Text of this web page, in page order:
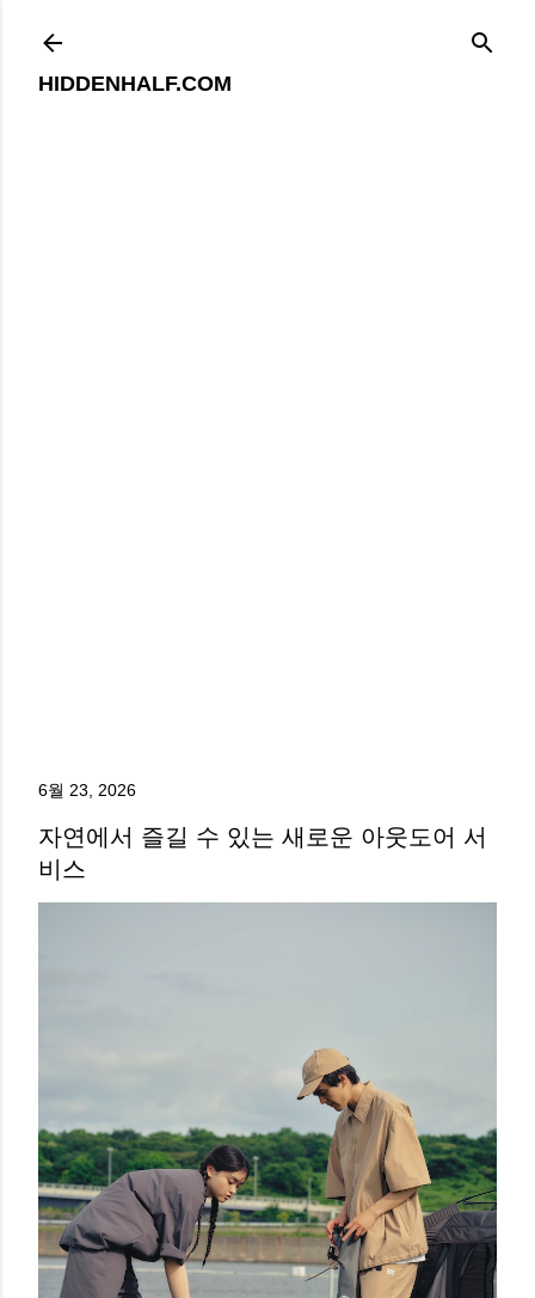
HIDDENHALF.COM
6월 23, 2026
자연에서 즐길 수 있는 새로운 아웃도어 서
비스